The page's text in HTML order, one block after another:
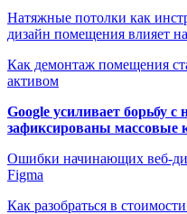
Натяжные потолки как
дизайн помещения влияет
Как демонтаж помещения
активом
Google усиливает борьбу
зафиксированы массовые
Ошибки начинающих веб-
Figma
Как разобраться в